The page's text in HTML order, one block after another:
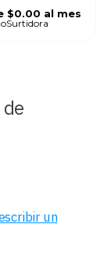
$0.00 al mes
un